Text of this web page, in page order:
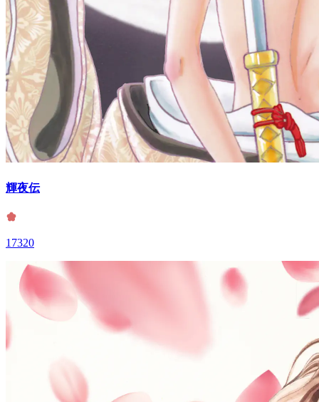
輝夜伝
17320